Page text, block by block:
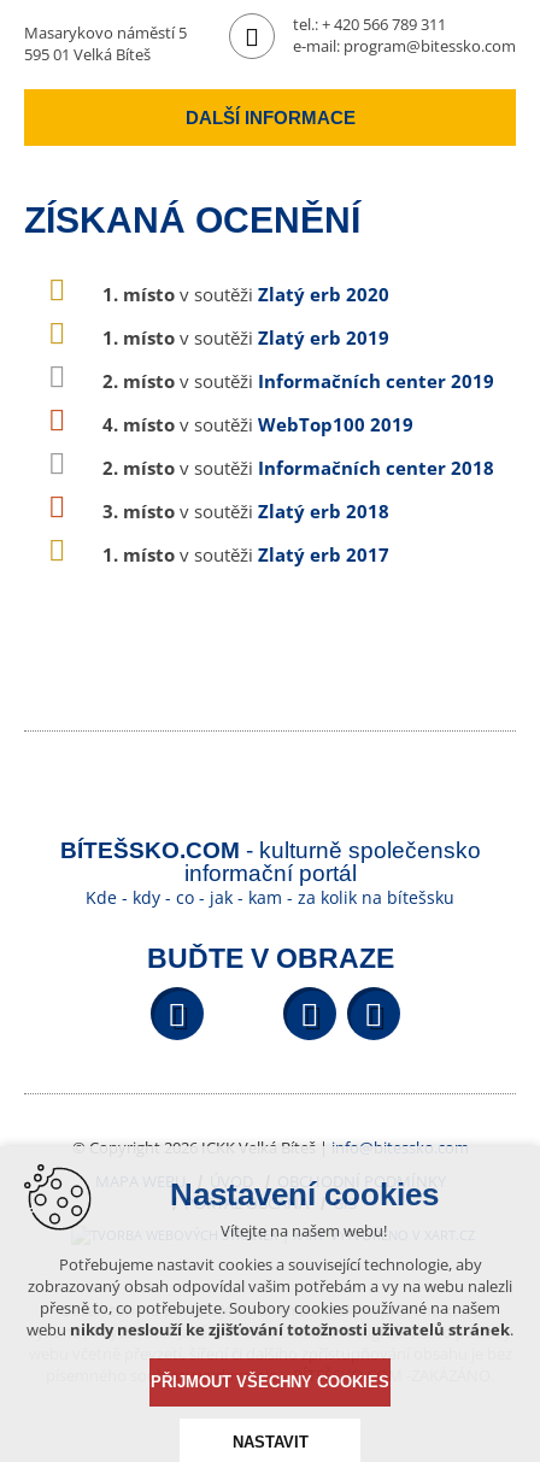
Masarykovo náměstí 5
595 01 Velká Bíteš
tel.:+ 420 566 789 311
e-mail: program@bitessko.com
DALŠÍ INFORMACE
ZÍSKANÁ OCENĚNÍ
1. místo v soutěži Zlatý erb 2020
1. místo v soutěži Zlatý erb 2019
2. místo v soutěži Informačních center 2019
4. místo v soutěži WebTop100 2019
2. místo v soutěži Informačních center 2018
3. místo v soutěži Zlatý erb 2018
1. místo v soutěži Zlatý erb 2017
BÍTEŠSKO.COM - kulturně společensko
informační portál
Kde - kdy - co - jak - kam - za kolik na bítešsku
BUĎTE V OBRAZE
Facebook YouTube
© Copyright 2026 ICKK Velká Bíteš | info@bitessko.com
MAPA WEBU
ÚVOD
OBCHODNÍ PODMÍNKY
PORTÁL OBČANA
GIS
VYTVOŘENO V XART.CZ
Obsah tohoto portálu je chráněn autorským právem, které
vykonává vydavatel. Jakékoliv užití článků a fotografií z této podoby
písemného souhlasu vydavatele – BÍTEŠSKO.COM -ZAKÁZÁNO.
Nastavení cookies
Vítejte na našem webu!
Potřebujeme nastavit cookies a související technologie, aby
zobrazovaný obsah odpovídal vašim potřebám a vy na webu nalezli
přesně to, co potřebujete. Soubory cookies používané na našem
webu nikdy neslouží ke zjišťování totožnosti uživatelů stránek.
PŘIJMOUT VŠECHNY COOKIES
NASTAVIT